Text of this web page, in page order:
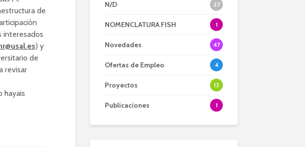
de
interesados
) y
de
revisar
hayais
N/D 27
NOMENCLATURA FISH 1
Novedades 47
Ofertas de Empleo 4
Proyectos 12
Publicaciones 1